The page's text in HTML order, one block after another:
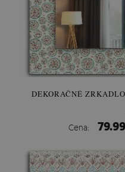
DEKORAČNÉ
Cena: